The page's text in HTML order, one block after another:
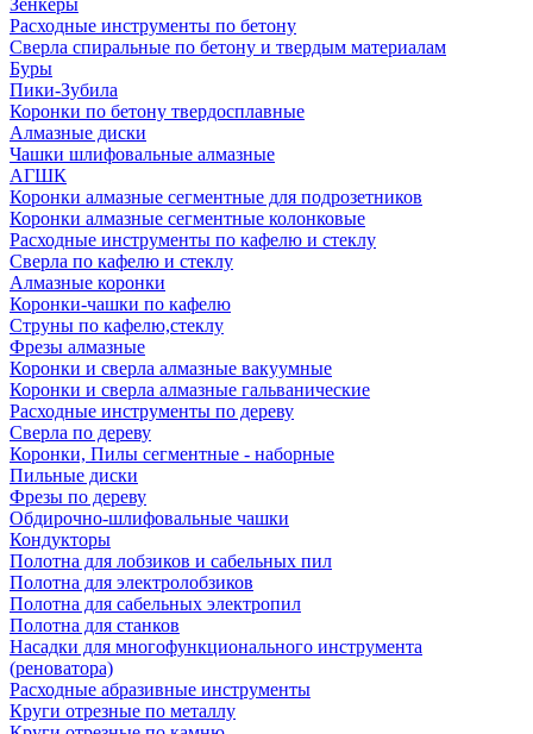
Зенкеры
Расходные инструменты по бетону
Сверла спиральные по бетону и твердым материалам
Буры
Пики-Зубила
Коронки по бетону твердосплавные
Алмазные диски
Чашки шлифовальные алмазные
АГШК
Коронки алмазные сегментные для подрозетников
Коронки алмазные сегментные колонковые
Расходные инструменты по кафелю и стеклу
Сверла по кафелю и стеклу
Алмазные коронки
Коронки-чашки по кафелю
Струны по кафелю,стеклу
Фрезы алмазные
Коронки и сверла алмазные вакуумные
Коронки и сверла алмазные гальванические
Расходные инструменты по дереву
Сверла по дереву
Коронки, Пилы сегментные - наборные
Пильные диски
Фрезы по дереву
Обдирочно-шлифовальные чашки
Кондукторы
Полотна для лобзиков и сабельных пил
Полотна для электролобзиков
Полотна для сабельных электропил
Полотна для станков
Насадки для многофункционального инструмента
(реноватора)
Расходные абразивные инструменты
Круги отрезные по металлу